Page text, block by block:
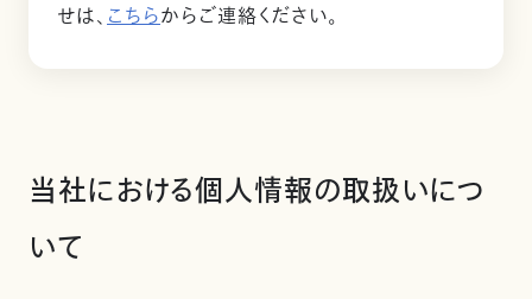
せは、こちらからご連絡ください。
当社における個人情報の取扱いにつ
いて